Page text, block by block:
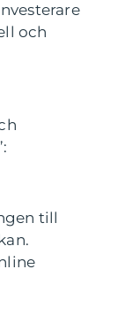
och
till